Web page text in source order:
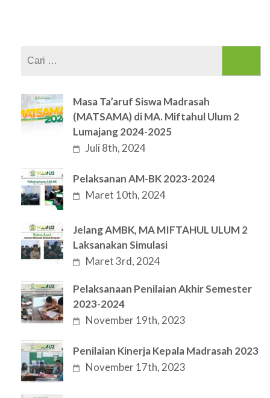
Masa Ta’aruf Siswa Madrasah
(MATSAMA) di MA. Miftahul Ulum 2
Lumajang 2024-2025
Juli 8th, 2024
Pelaksanan AM-BK 2023-2024
Maret 10th, 2024
Jelang AMBK, MA MIFTAHUL ULUM 2
Laksanakan Simulasi
Maret 3rd, 2024
Pelaksanaan Penilaian Akhir Semester
2023-2024
November 19th, 2023
Penilaian Kinerja Kepala Madrasah 2023
November 17th, 2023